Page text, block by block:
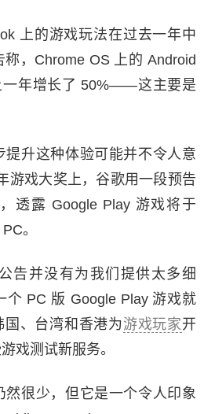
上的游戏玩法在过去一年中
，Chrome OS 上的 Android
一年增长了 50%——这主要是
提升这种体验可能并不令人意
游戏大奖上，谷歌用一段预告
透露 Google Play 游戏将于
。
告并没有为我们提供太多细
个 PC 版 Google Play 游戏就
、台湾和香港为游戏玩家开
戏测试新服务。
然很少，但它是一个令人印象